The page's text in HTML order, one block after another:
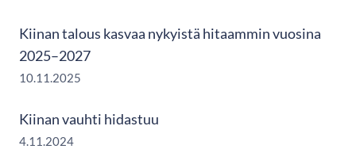
Kiinan talous kasvaa nykyistä hitaammin vuosina
2025–2027
10.11.2025
Kiinan vauhti hidastuu
4.11.2024